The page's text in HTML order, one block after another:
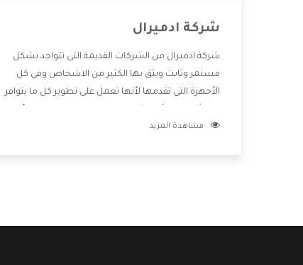
شركة ادميرال
شركة ادميرال من الشركات القديمة التى تتواجد بشكل
مستمر وثابت ويثق بها الكثير من الاشخاص وفى كل
الأجهزة التى تقدمها لأنها تعمل على تطوير كل ما يتوافر
خدمات ما بعد البيع مع المنتجات وتقدم للعملاء أقوى
مشاهدة المزيد